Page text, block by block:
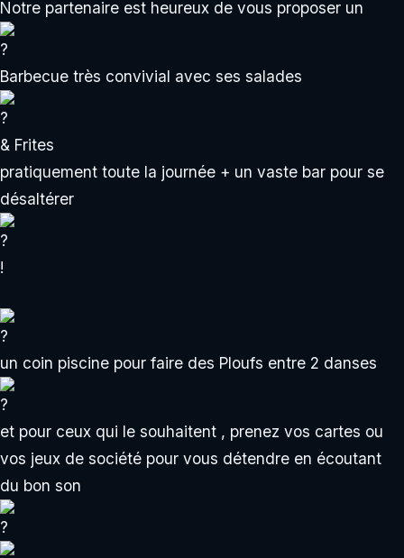
Notre partenaire est heureux de vous proposer un
Barbecue très convivial avec ses salades
& Frites
pratiquement toute la journée + un vaste bar pour se
désaltérer
!
un coin piscine pour faire des Ploufs entre 2 danses
et pour ceux qui le souhaitent , prenez vos cartes ou
vos jeux de société pour vous détendre en écoutant
du bon son